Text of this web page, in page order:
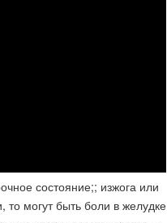
состояние;; изжога или
то могут быть боли в желудке